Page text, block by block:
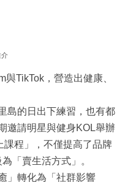
介
TikTok，營造出健康、
島的日出下練習，也有都
邀請明星與健身KOL舉辦
課程」，不僅提高了品牌
「賣生活方式」。
」轉化為「社群影響